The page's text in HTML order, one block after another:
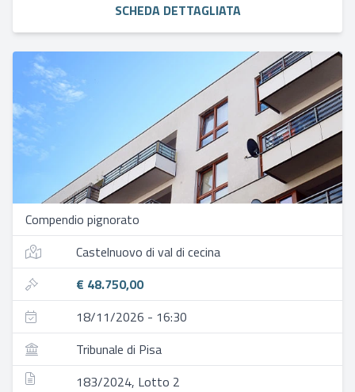
SCHEDA DETTAGLIATA
Compendio pignorato
Castelnuovo di val di cecina
€ 48.750,00
18/11/2026 - 16:30
Tribunale di Pisa
183/2024, Lotto 2